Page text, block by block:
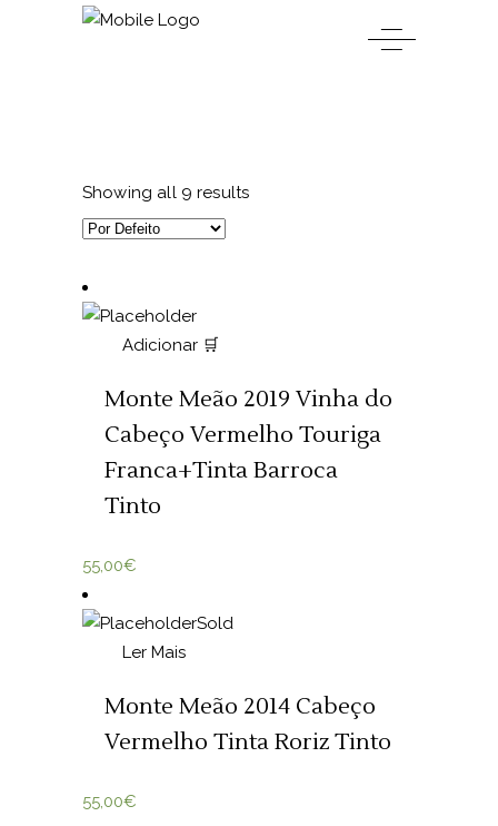
Showing all 9 results
Adicionar 🛒
Monte Meão 2019 Vinha do
Cabeço Vermelho Touriga
Franca+Tinta Barroca
Tinto
55,00€
Sold
Ler Mais
Monte Meão 2014 Cabeço
Vermelho Tinta Roriz Tinto
55,00€